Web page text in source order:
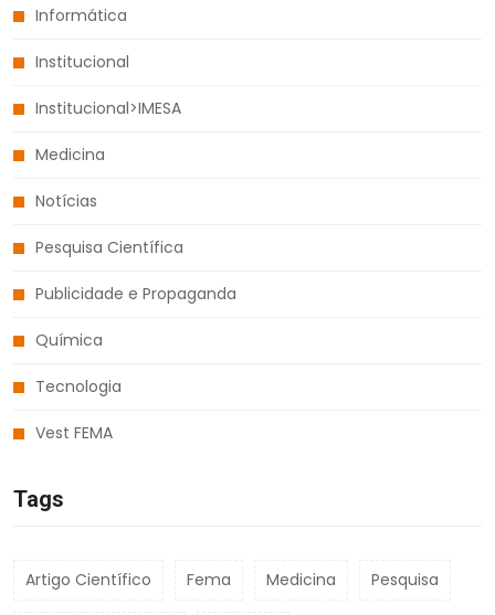
Informática
Institucional
Institucional>IMESA
Medicina
Notícias
Pesquisa Científica
Publicidade e Propaganda
Química
Tecnologia
Vest FEMA
Tags
Artigo Científico Fema Medicina Pesquisa